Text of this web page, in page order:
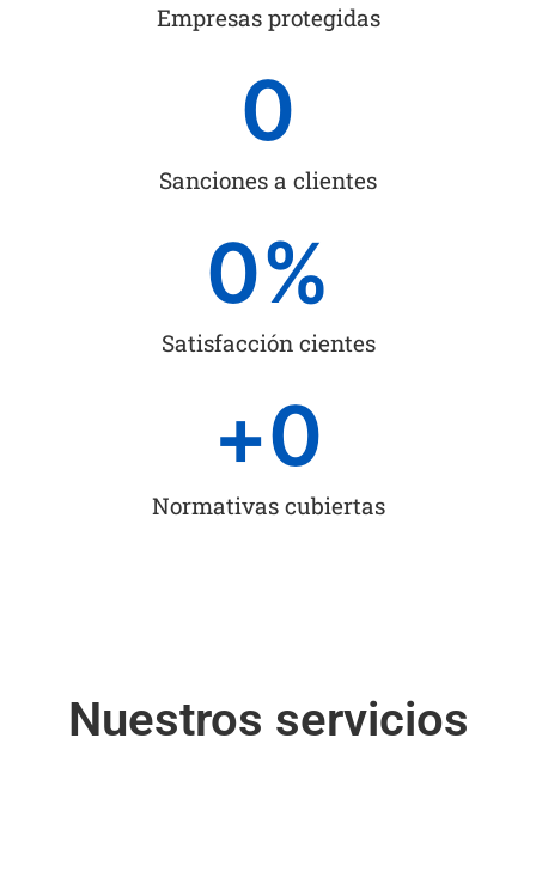
Empresas protegidas
Sanciones a clientes
0
Satisfacción cientes
0%
Normativas cubiertas
+0
Nuestros servicios